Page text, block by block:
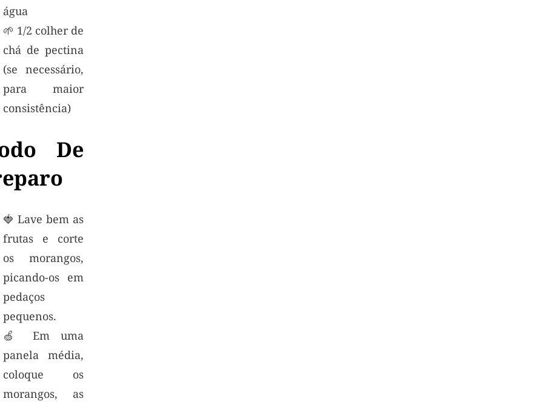
água
🌱 1/2 colher de
chá de pectina
(se necessário,
para maior
consistência)
De
🍓 Lave bem as
frutas e corte
os morangos,
picando-os em
pedaços
pequenos.
🍏 Em uma
panela média,
coloque os
morangos, as